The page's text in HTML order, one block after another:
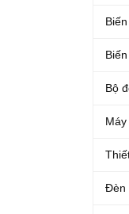
Bộ
Đèn